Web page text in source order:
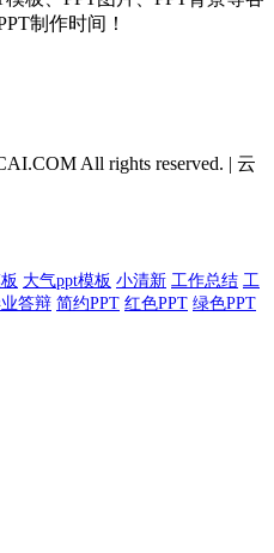
制作时间！
All rights reserved. | 云
大气ppt模板 小清新 工作总结 工
答辩 简约PPT 红色PPT 绿色PPT